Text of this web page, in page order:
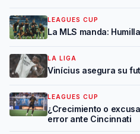
LEAGUES CUP
La MLS manda:
LA LIGA
Vinícius asegura su
LEAGUES CUP
¿Crecimiento o
error ante Cincinnati